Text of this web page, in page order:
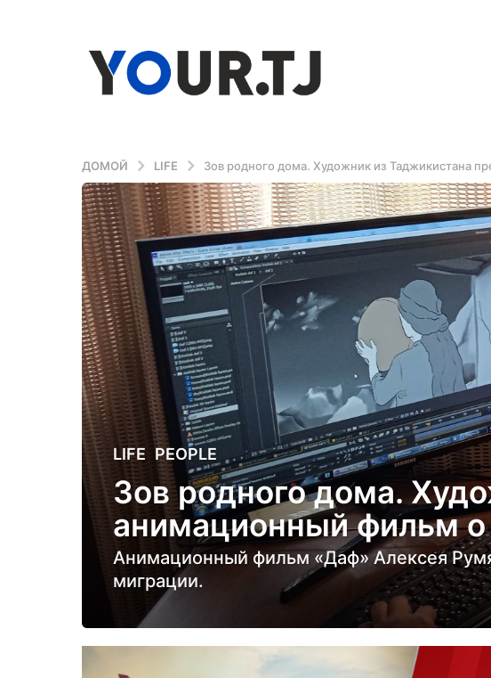
ДОМОЙ LIFE Зов родного дома. Художник из Таджикистана
4
о
д
н
а
LIFE ,PEOPLE
Зов родного дома.
анимационный фильм о
Анимационный фильм «Даф» Алексея
миграции.